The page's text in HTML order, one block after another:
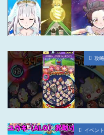
攻略
イベント